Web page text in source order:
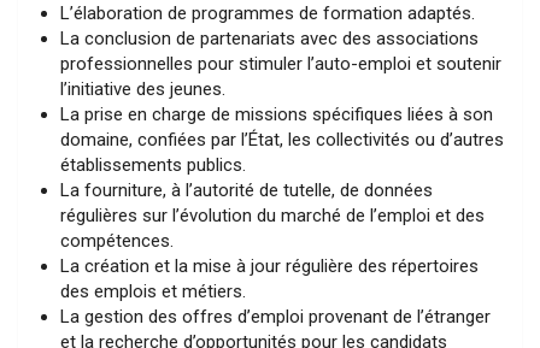
L’élaboration de programmes de formation adaptés.
La conclusion de partenariats avec des associations
professionnelles pour stimuler l’auto-emploi et soutenir
l’initiative des jeunes.
La prise en charge de missions spécifiques liées à son
domaine, confiées par l’État, les collectivités ou d’autres
établissements publics.
La fourniture, à l’autorité de tutelle, de données
régulières sur l’évolution du marché de l’emploi et des
compétences.
La création et la mise à jour régulière des répertoires
des emplois et métiers.
La gestion des offres d’emploi provenant de l’étranger
et la recherche d’opportunités pour les candidats